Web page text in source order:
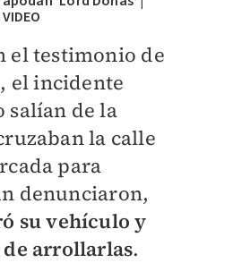
VIDEO
el testimonio de
el incidente
salían de la
la calle
para
denunciaron,
su vehículo y
de arrollarlas.